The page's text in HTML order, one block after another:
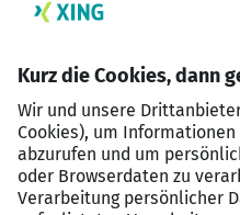
Berufserfahrung in
Routinierter
Sehr gute
Kommunikations-